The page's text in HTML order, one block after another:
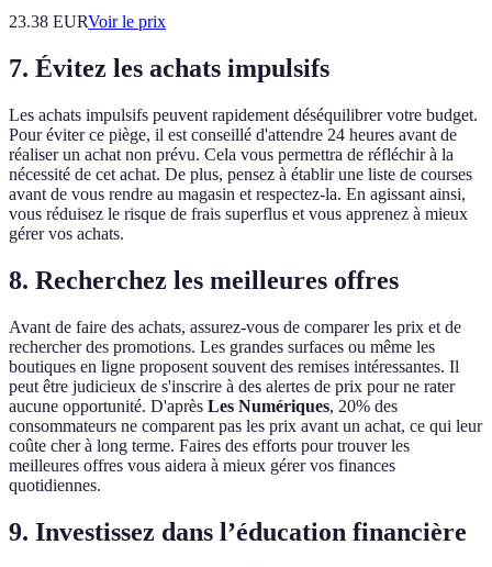
23.38 EURVoir le prix
7. Évitez les achats impulsifs
Les achats impulsifs peuvent rapidement déséquilibrer votre budget.
Pour éviter ce piège, il est conseillé d'attendre 24 heures avant de
réaliser un achat non prévu. Cela vous permettra de réfléchir à la
nécessité de cet achat. De plus, pensez à établir une liste de courses
avant de vous rendre au magasin et respectez-la. En agissant ainsi,
vous réduisez le risque de frais superflus et vous apprenez à mieux
gérer vos achats.
8. Recherchez les meilleures offres
Avant de faire des achats, assurez-vous de comparer les prix et de
rechercher des promotions. Les grandes surfaces ou même les
boutiques en ligne proposent souvent des remises intéressantes. Il
peut être judicieux de s'inscrire à des alertes de prix pour ne rater
aucune opportunité. D'après Les Numériques, 20% des
consommateurs ne comparent pas les prix avant un achat, ce qui leur
coûte cher à long terme. Faires des efforts pour trouver les
meilleures offres vous aidera à mieux gérer vos finances
quotidiennes.
9. Investissez dans l’éducation financière